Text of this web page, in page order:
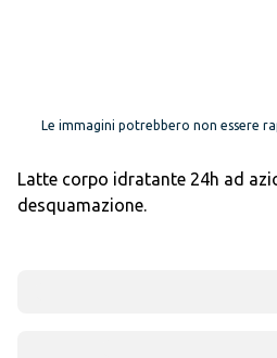
Le immagini potrebbero non essere
Latte corpo idratante 24h ad
desquamazione.